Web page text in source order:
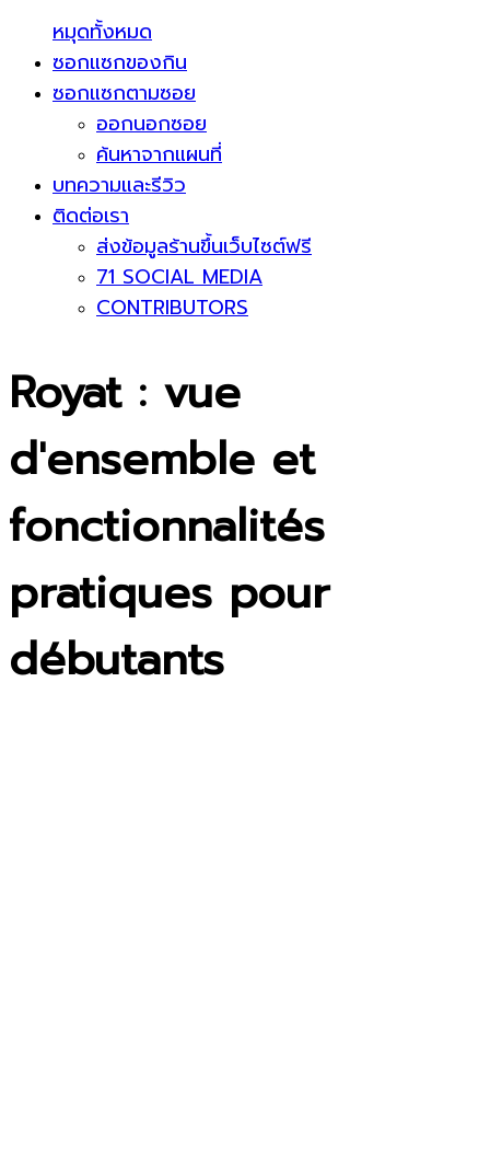
หมุดทั้งหมด
ซอกแซกของกิน
ซอกแซกตามซอย
ออกนอกซอย
ค้นหาจากแผนที่
บทความและรีวิว
ติดต่อเรา
ส่งข้อมูลร้านขึ้นเว็บไซต์ฟรี
71 SOCIAL MEDIA
CONTRIBUTORS
Royat : vue
d'ensemble et
fonctionnalités
pratiques pour
débutants